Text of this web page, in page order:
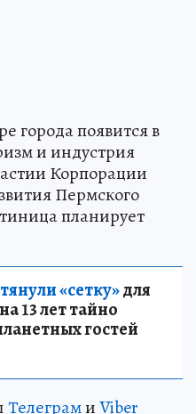
города появится в
и индустрия
Корпорации
Пермского
планирует
«сетку»для
13 лет тайно
гостей
ТелеграмиViber